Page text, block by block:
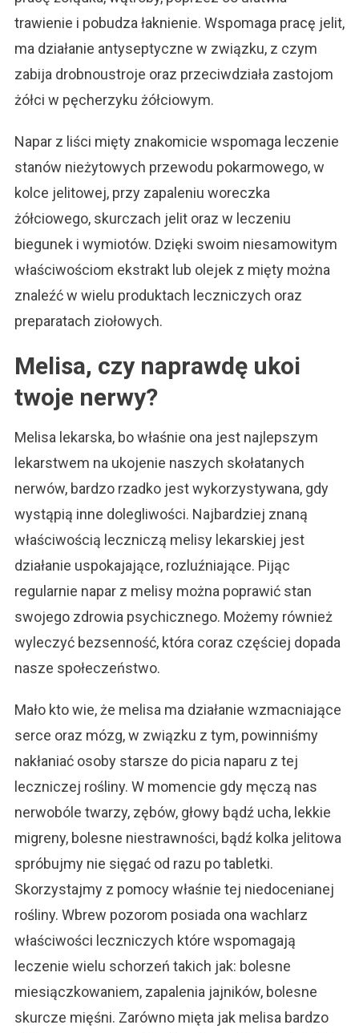
trawienie i pobudza łaknienie. Wspomaga pracę jelit,
ma działanie antyseptyczne w związku, z czym
zabija drobnoustroje oraz przeciwdziała zastojom
żółci w pęcherzyku żółciowym.
Napar z liści mięty znakomicie wspomaga leczenie
stanów nieżytowych przewodu pokarmowego, w
kolce jelitowej, przy zapaleniu woreczka
żółciowego, skurczach jelit oraz w leczeniu
biegunek i wymiotów. Dzięki swoim niesamowitym
właściwościom ekstrakt lub olejek z mięty można
znaleźć w wielu produktach leczniczych oraz
preparatach ziołowych.
Melisa, czy naprawdę ukoi
twoje nerwy?
Melisa lekarska, bo właśnie ona jest najlepszym
lekarstwem na ukojenie naszych skołatanych
nerwów, bardzo rzadko jest wykorzystywana, gdy
wystąpią inne dolegliwości. Najbardziej znaną
właściwością leczniczą melisy lekarskiej jest
działanie uspokajające, rozluźniające. Pijąc
regularnie napar z melisy można poprawić stan
swojego zdrowia psychicznego. Możemy również
wyleczyć bezsenność, która coraz częściej dopada
nasze społeczeństwo.
Mało kto wie, że melisa ma działanie wzmacniające
serce oraz mózg, w związku z tym, powinniśmy
nakłaniać osoby starsze do picia naparu z tej
leczniczej rośliny. W momencie gdy męczą nas
nerwobóle twarzy, zębów, głowy bądź ucha, lekkie
migreny, bolesne niestrawności, bądź kolka jelitowa
spróbujmy nie sięgać od razu po tabletki.
Skorzystajmy z pomocy właśnie tej niedocenianej
rośliny. Wbrew pozorom posiada ona wachlarz
właściwości leczniczych które wspomagają
leczenie wielu schorzeń takich jak: bolesne
miesiączkowaniem, zapalenia jajników, bolesne
skurcze mięśni. Zarówno mięta jak melisa bardzo